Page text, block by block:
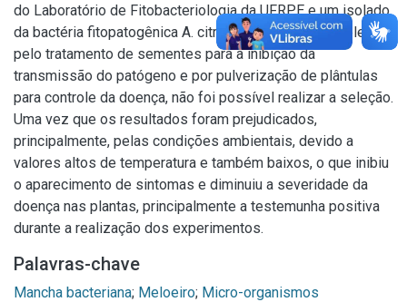
do Laboratório de Fitobacteriologia da UFRPE e um isolado
da bactéria fitopatogênica A. citrulli. Nos testes de seleção,
pelo tratamento de sementes para a inibição da
transmissão do patógeno e por pulverização de plântulas
para controle da doença, não foi possível realizar a seleção.
Uma vez que os resultados foram prejudicados,
principalmente, pelas condições ambientais, devido a
valores altos de temperatura e também baixos, o que inibiu
o aparecimento de sintomas e diminuiu a severidade da
doença nas plantas, principalmente a testemunha positiva
durante a realização dos experimentos.
Palavras-chave
Mancha bacteriana; Meloeiro; Micro-organismos